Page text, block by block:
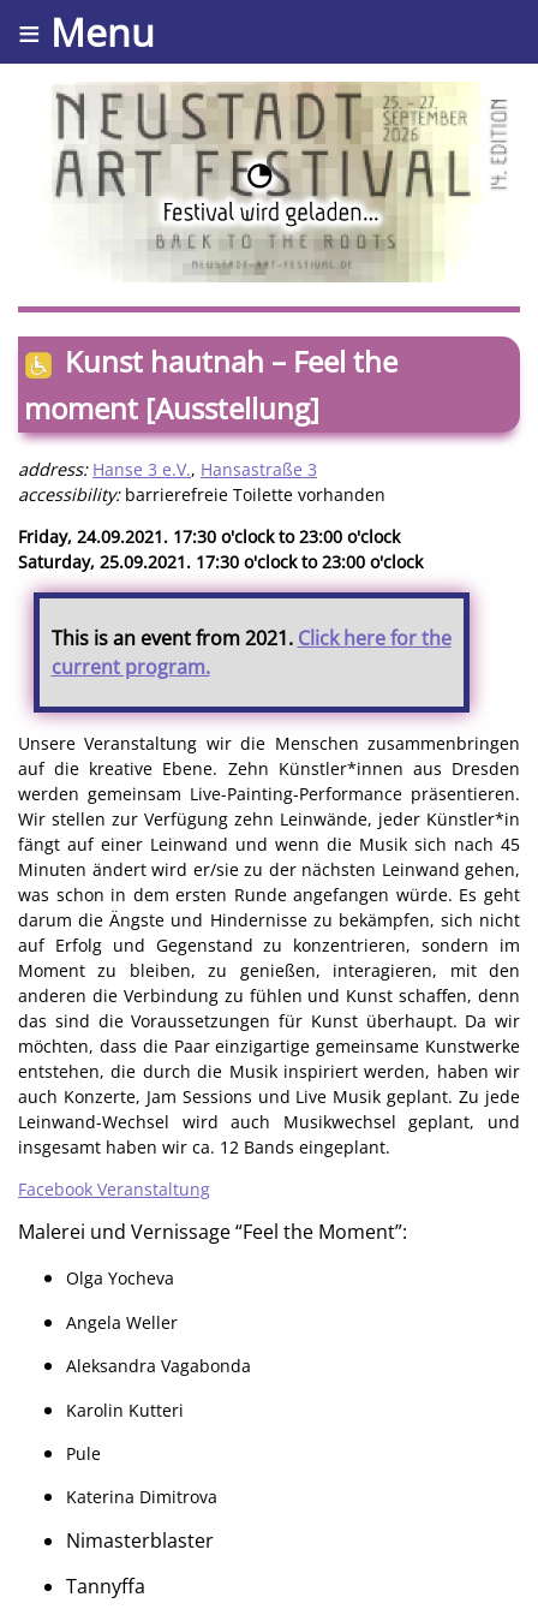
≡ Menu
Kunst hautnah – Feel the
moment [Ausstellung]
address: Hanse 3 e.V., Hansastraße 3
accessibility:barrierefreie Toilette vorhanden
Friday, 24.09.2021. 17:30 o'clock to 23:00 o'clock
Saturday, 25.09.2021. 17:30 o'clock to 23:00 o'clock
This is an event from 2021. Click here for the
current program.
Unsere Veranstaltung wir die Menschen zusammenbringen
auf die kreative Ebene. Zehn Künstler*innen aus Dresden
werden gemeinsam Live-Painting-Performance präsentieren.
Wir stellen zur Verfügung zehn Leinwände, jeder Künstler*in
fängt auf einer Leinwand und wenn die Musik sich nach 45
Minuten ändert wird er/sie zu der nächsten Leinwand gehen,
was schon in dem ersten Runde angefangen würde. Es geht
darum die Ängste und Hindernisse zu bekämpfen, sich nicht
auf Erfolg und Gegenstand zu konzentrieren, sondern im
Moment zu bleiben, zu genießen, interagieren, mit den
anderen die Verbindung zu fühlen und Kunst schaffen, denn
das sind die Voraussetzungen für Kunst überhaupt. Da wir
möchten, dass die Paar einzigartige gemeinsame Kunstwerke
entstehen, die durch die Musik inspiriert werden, haben wir
auch Konzerte, Jam Sessions und Live Musik geplant. Zu jede
Leinwand-Wechsel wird auch Musikwechsel geplant, und
insgesamt haben wir ca. 12 Bands eingeplant.
Facebook Veranstaltung
Malerei und Vernissage “Feel the Moment”:
Olga Yocheva
Angela Weller
Aleksandra Vagabonda
Karolin Kutteri
Pule
Katerina Dimitrova
Nimasterblaster
Tannyffa